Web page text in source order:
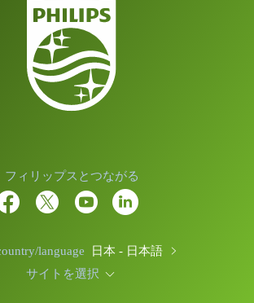
フィリップスとつながる
language
日本 - 日本語
サイトを選択